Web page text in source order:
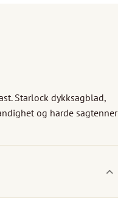
Starlock dykksagblad,
og harde sagtenner